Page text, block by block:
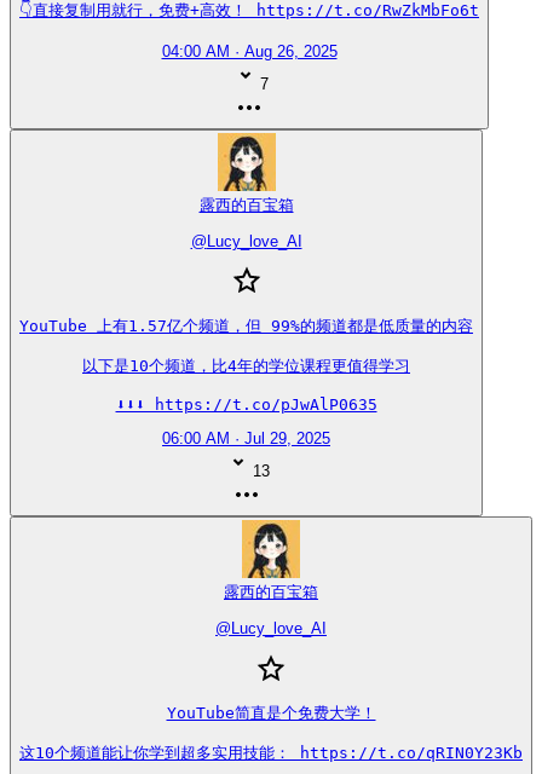
👇直接复制用就行，免费+高效！ https://t.co/RwZkMbFo6t
04:00 AM · Aug 26, 2025
7
露西的百宝箱
@ Lucy_love_AI
YouTube 上有1.57亿个频道，但 99%的频道都是低质量的内容
以下是10个频道，比4年的学位课程更值得学习
⬇️⬇️⬇️ https://t.co/pJwAlP0635
06:00 AM · Jul 29, 2025
13
露西的百宝箱
@ Lucy_love_AI
YouTube简直是个免费大学！
这10个频道能让你学到超多实用技能： https://t.co/qRIN0Y23Kb